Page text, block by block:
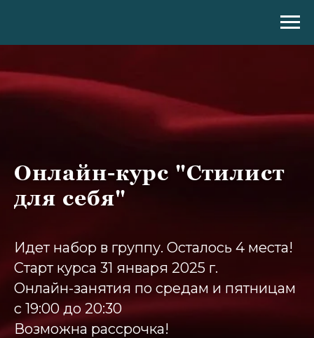
Онлайн-курс "Стилист
для себя"
Идет набор в группу. Осталось 4 места!
Старт курса 31 января 2025 г.
Онлайн-занятия по средам и пятницам
с 19:00 до 20:30
Возможна рассрочка!